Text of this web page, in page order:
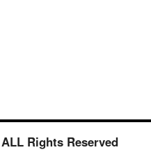
Rights Reserved